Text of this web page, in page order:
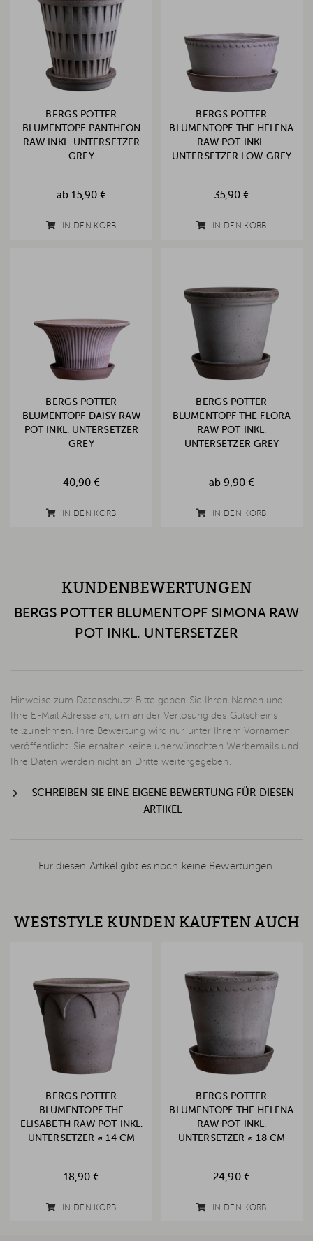
BERGS POTTER
BLUMENTOPF PANTHEON
RAW INKL. UNTERSETZER
GREY
ab 15,90 €
IN DEN KORB
BERGS POTTER
BLUMENTOPF THE HELENA
RAW POT INKL.
UNTERSETZER LOW GREY
35,90 €
IN DEN KORB
BERGS POTTER
BLUMENTOPF DAISY RAW
POT INKL. UNTERSETZER
GREY
40,90 €
IN DEN KORB
BERGS POTTER
BLUMENTOPF THE FLORA
RAW POT INKL.
UNTERSETZER GREY
ab 9,90 €
IN DEN KORB
KUNDENBEWERTUNGEN
BERGS POTTER BLUMENTOPF SIMONA RAW
POT INKL. UNTERSETZER
Hinweise zum Datenschutz: Bitte geben Sie Ihren Namen und
Ihre E-Mail Adresse an, um an der Verlosung des Gutscheins
teilzunehmen. Ihre Bewertung wird nur unter Ihrem Vornamen
veröffentlicht. Sie erhalten keine unerwünschten Werbemails und
Ihre Daten werden nicht an Dritte weitergegeben.
SCHREIBEN SIE EINE EIGENE BEWERTUNG FÜR DIESEN
ARTIKEL
Für diesen Artikel gibt es noch keine Bewertungen.
WESTSTYLE KUNDEN KAUFTEN AUCH
BERGS POTTER
BLUMENTOPF THE
ELISABETH RAW POT INKL.
UNTERSETZER ⌀ 14 CM
18,90 €
IN DEN KORB
BERGS POTTER
BLUMENTOPF THE HELENA
RAW POT INKL.
UNTERSETZER ⌀ 18 CM
24,90 €
IN DEN KORB